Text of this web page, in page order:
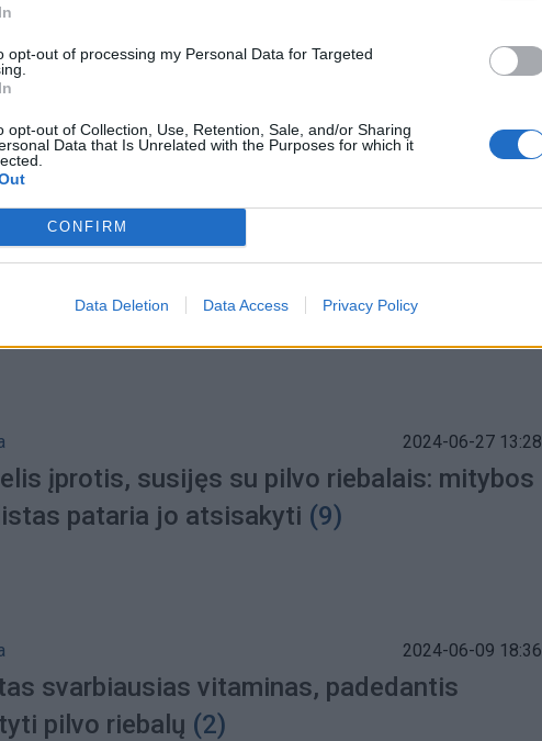
opt-out of processing my Personal Data for Targeted
opt-out of Collection, Use, Retention, Sale, and/or Sharing
Data that Is Unrelated with the Purposes for which it
CONFIRM
Data Deletion Data Access Privacy Policy
šio gėrimo rytais: jis nėra geras
gėrimai, padėsiantys atsisveikinti su pilvo
2024-06-27 13:28
įprotis, susijęs su pilvo riebalais: mitybos
pataria jo atsisakyti (9)
2024-06-09 18:36
svarbiausias vitaminas, padedantis
pilvo riebalų (2)